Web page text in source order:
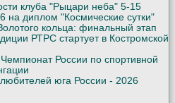
клуба "Рыцари неба" 5-15
на диплом "Космические сутки"
кольца: финальный этап
РТРС стартует в Костромской
России по спортивной
юга России - 2026